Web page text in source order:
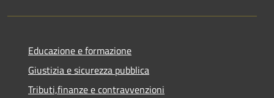
Educazione e formazione
Giustizia e sicurezza pubblica
Tributi,finanze e contravvenzioni